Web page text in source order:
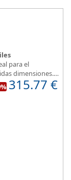
para el
dimensiones.
pequeñas
315.77 €